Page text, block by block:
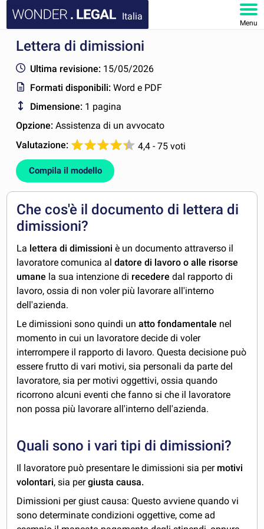
Italia
Menu
HOMEPAGE
DOCUMENTI
FAQ
IL MIO ACCOUNT
Lettera di dimissioni
Ultima revisione: 15/05/2026
Formati disponibili:Word e PDF
Dimensione: 1 pagina
Opzione:Assistenza di un avvocato
Valutazione:
4,4 - 75 voti
Compila il modello
Che cos'è il documento di lettera di
dimissioni?
La lettera di dimissioni è un documento attraverso il
lavoratore comunica aldatore di lavoro o alle risorse
umane la sua intenzione di recedere dal rapporto di
lavoro, ossia di non voler più lavorare all'interno
dell'azienda.
Le dimissioni sono quindi un atto fondamentale nel
momento in cui un lavoratore decide di voler
interrompere il rapporto di lavoro. Questa decisione può
essere frutto di vari motivi, sia personali da parte del
lavoratore, sia per motivi oggettivi, ossia quando
ricorrono alcuni eventi che fanno si che il lavoratore
non possa più lavorare all'interno dell'azienda.
Quali sono i vari tipi di dimissioni?
Il lavoratore può presentare le dimissioni sia per motivi
volontari, sia pergiusta causa.
Dimissioni per giust causa: Questo avviene quando vi
sono determinate condizioni oggettive, come ad